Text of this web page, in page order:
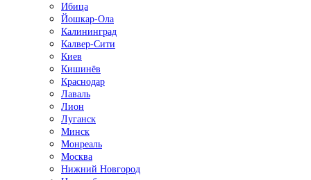
Ибица
Йошкар-Ола
Калининград
Калвер-Сити
Киев
Кишинёв
Краснодар
Лаваль
Лион
Луганск
Минск
Монреаль
Москва
Нижний Новгород